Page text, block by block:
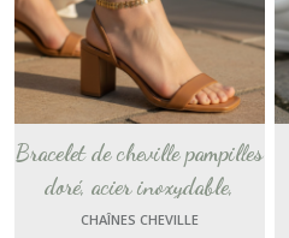
Bracelet de cheville pampilles
doré, acier inoxydable,
chaîne cheville or , plage
CHAÎNES CHEVILLE